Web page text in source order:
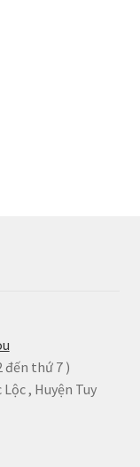
đến thứ 7 )
, Huyện Tuy